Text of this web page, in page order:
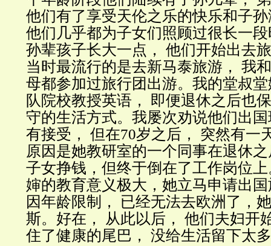
他们有了享受天伦之乐的快乐和子
他们几乎都为子女们照顾过很长一
孙辈孩子长大一点， 他们开始出去
当时最流行的是去新马泰旅游， 我
母都参加过旅行团出游。我的堂叔
队院校教授英语， 即便退休之后也
守的生活方式。我屡次劝说他们出
有接受， 但在70岁之后， 突然有一
原因是她教研室的一个同事在退休
子女挣钱，但终于倒在了工作岗位
婶的教育意义极大，她立马申请出
因年龄限制， 已经无法去欧洲了，
斯。好在， 从此以后， 他们夫妇开
住了健康的尾巴， 没给生活留下太